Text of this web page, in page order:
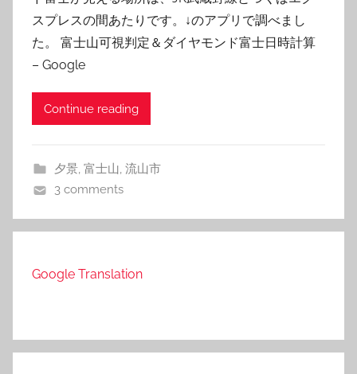
スプレスの間あたりです。↓のアプリで調べまし
た。 富士山可視判定＆ダイヤモンド富士日時計算
– Google
Continue reading
夕景, 富士山, 流山市
3 comments
Google Translation